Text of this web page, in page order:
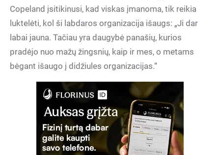
Copeland įsitikinusi, kad viskas įmanoma, tik reikia
luktelėti, kol ši labdaros organizacija išaugs: „Ji dar
labai jauna. Tačiau yra daugybė panašių, kurios
pradėjo nuo mažų žingsnių, kaip ir mes, o metams
bėgant išaugo į didžiules organizacijas.“